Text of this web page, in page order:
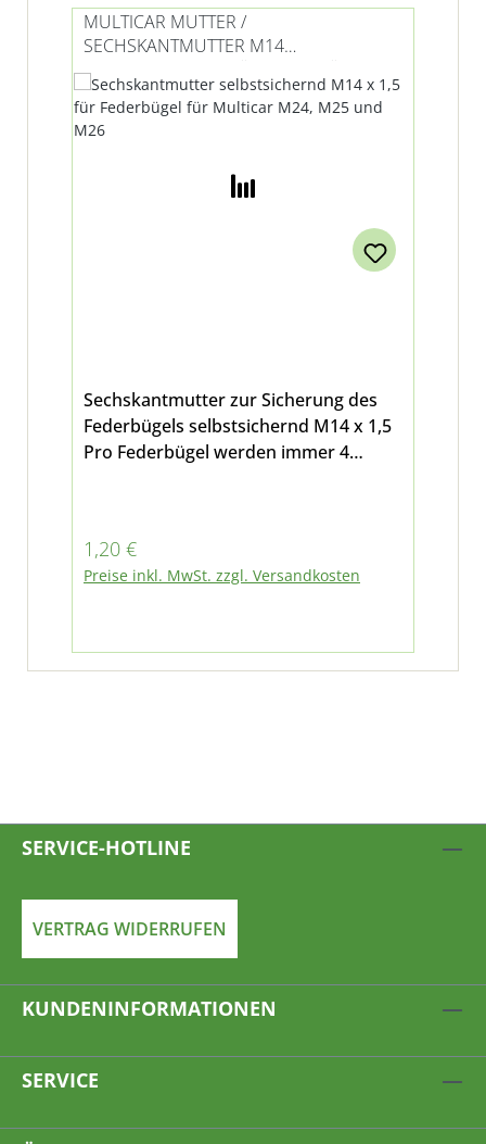
MULTICAR MUTTER /
SECHSKANTMUTTER M14
SELBSTSICHERND FÜR FEDERBÜGEL
Sechskantmutter zur Sicherung des
Federbügels selbstsichernd M14 x 1,5
Pro Federbügel werden immer 4
Regulärer Preis:
1,20 €
Preise inkl. MwSt. zzgl. Versandkosten
SERVICE-HOTLINE
VERTRAG WIDERRUFEN
KUNDENINFORMATIONEN
SERVICE